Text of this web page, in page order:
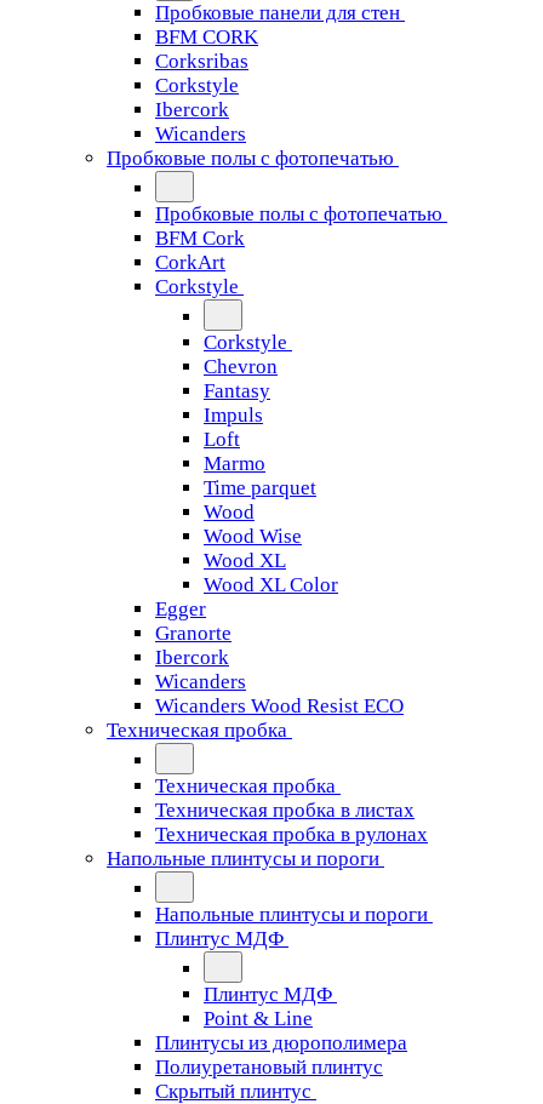
Пробковые панели для стен
BFM CORK
Corksribas
Corkstyle
Ibercork
Wicanders
Пробковые полы с фотопечатью
Пробковые полы с фотопечатью
BFM Cork
CorkArt
Corkstyle
Corkstyle
Chevron
Fantasy
Impuls
Loft
Marmo
Time parquet
Wood
Wood Wise
Wood XL
Wood XL Color
Egger
Granorte
Ibercork
Wicanders
Wicanders Wood Resist ECO
Техническая пробка
Техническая пробка
Техническая пробка в листах
Техническая пробка в рулонах
Напольные плинтусы и пороги
Напольные плинтусы и пороги
Плинтус МДФ
Плинтус МДФ
Point & Line
Плинтусы из дюрополимера
Полиуретановый плинтус
Скрытый плинтус